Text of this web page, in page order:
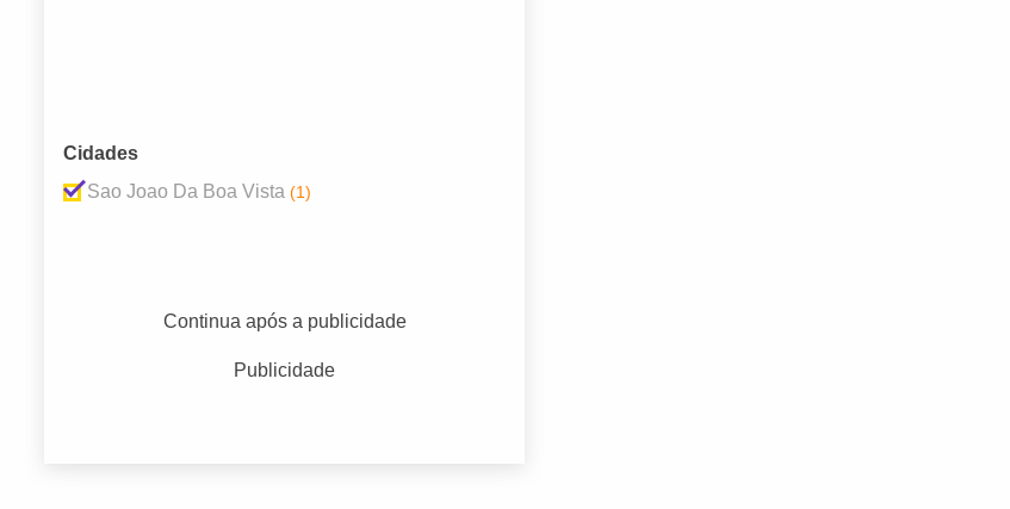
Cidades
Sao Joao Da Boa Vista (1)
Continua após a publicidade
Publicidade